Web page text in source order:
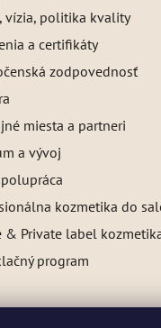
vízia, politika kvality
a certifikáty
zodpovednosť
miesta a partneri
a vývoj
kozmetika do
& Private label
program